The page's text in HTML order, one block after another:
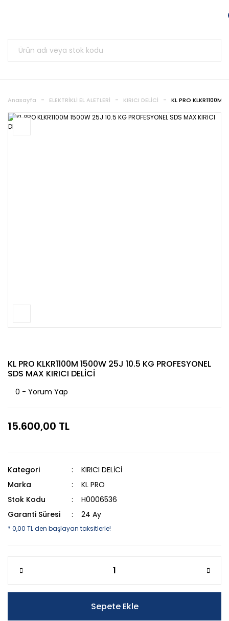
Anasayfa ELEKTRİKLİ EL ALETLERİ KIRICI DELİCİ KL PRO KLKR1100M
KL PRO KLKR1100M 1500W 25J 10.5 KG PROFESYONEL
SDS MAX KIRICI DELİCİ
0 - Yorum Yap
15.600,00 TL
Kategori
KIRICI DELİCİ
Marka
KL PRO
Stok Kodu
H0006536
Garanti Süresi
24 Ay
* 0,00 TL den başlayan taksitlerle!
Sepete Ekle